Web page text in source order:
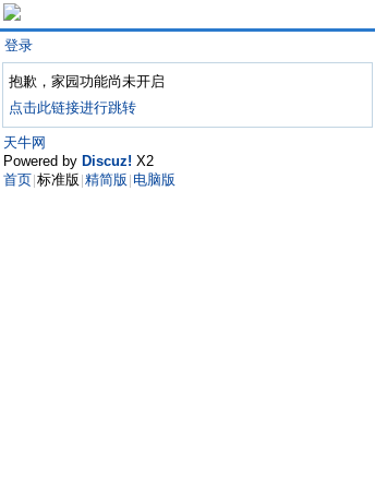
登录
抱歉，家园功能尚未开启
点击此链接进行跳转
天牛网
Powered by Discuz! X2
首页 标准版 精简版 电脑版